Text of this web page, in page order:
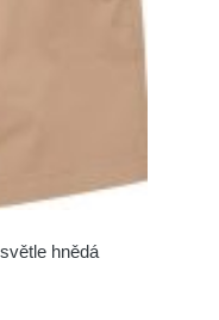
hnědá